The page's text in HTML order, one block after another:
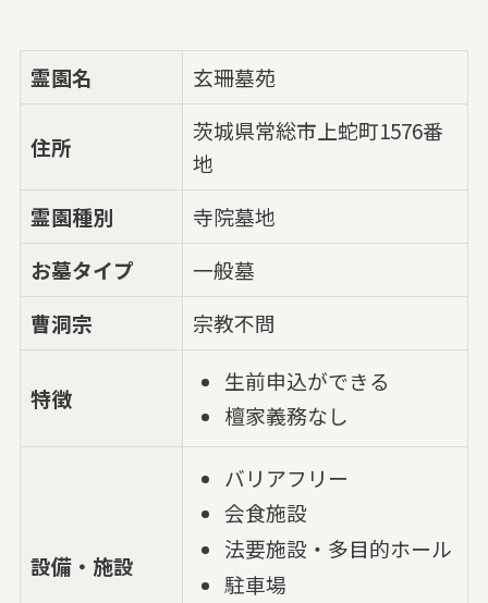
霊園名 玄珊墓苑
住所
茨城県常総市上蛇町1576番
地
霊園種別
寺院墓地
お墓タイプ
一般墓
曹洞宗
宗教不問
特徴
生前申込ができる
檀家義務なし
設備・施設
バリアフリー
会食施設
法要施設・多目的ホール
駐車場